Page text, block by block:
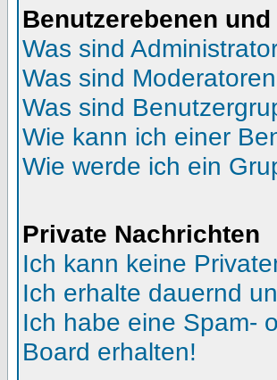
Benutzerebenen
Was sind
Was sind
Was sind
Wie kann ich einer
Wie werde ich ein
Private Nachrichten
Ich kann keine
Ich erhalte dauernd
Ich habe eine Spam-
Board erhalten!